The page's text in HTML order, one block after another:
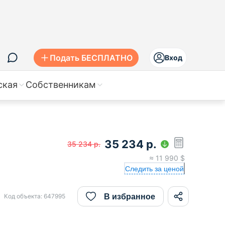
Подать БЕСПЛАТНО Вход
Собственникам
35 234 р. 35 234 р.
≈ 11 990 $
Следить за ценой
Код объекта: 647995 В избранное